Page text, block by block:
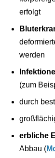
erfolgt
werden
(zum
durch
erbliche
Abbau (